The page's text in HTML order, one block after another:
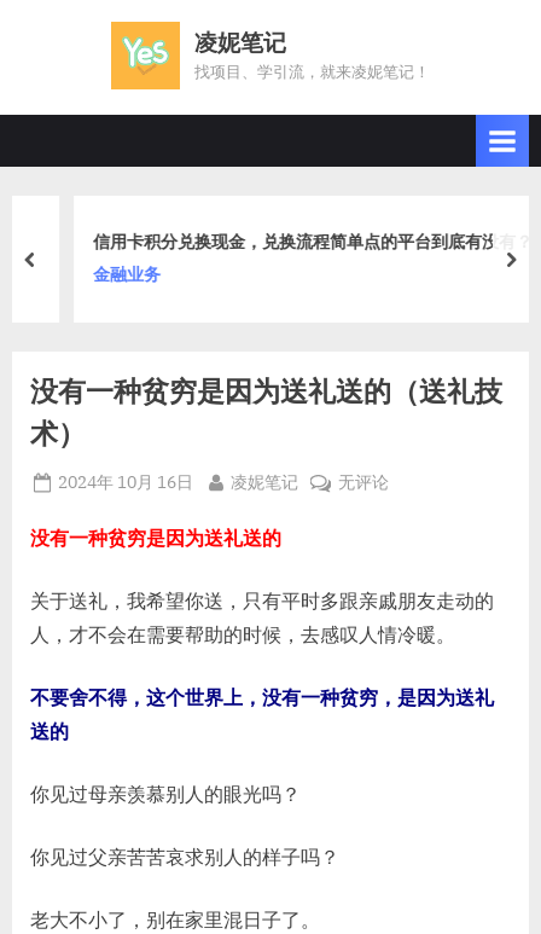
凌妮笔记
找项目、学引流，就来凌妮笔记！
信用卡积分兑换现金，兑换流程简单点的平台到底有没有？
金融业务
prev
没有一种贫穷是因为送礼送的（送礼技
术）
Posted
2024年 10月 16日 By
凌妮笔记
没
贫
是
为
无评论
没有一种贫穷是因为送礼送的
关于送礼，我希望你送，只有平时多跟亲戚朋友走动的
人，才不会在需要帮助的时候，去感叹人情冷暖。
不要舍不得，这个世界上，没有一种贫穷，是因为送礼
送的
你见过母亲羡慕别人的眼光吗？
你见过父亲苦苦哀求别人的样子吗？
老大不小了，别在家里混日子了。